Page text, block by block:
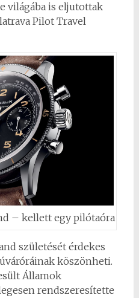
világába is eljutottak
Pilot Travel
– kellett egy pilótaóra
születését érdekes
köszönheti.
Államok
rendszeresítette